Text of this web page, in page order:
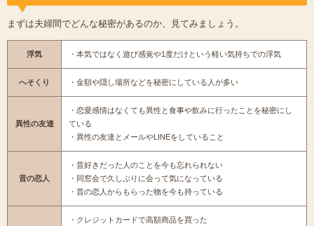
まずは夫婦間でどんな秘密があるのか、見てみましょう。
浮気 ・本気ではなく遊び感覚や1度だけという軽い気持ちでの浮気
へそくり ・金額や隠し場所などを秘密にしている人が多い
異性の友達
・恋愛感情はなくても異性と食事や飲みに行ったことを秘密にし
ている
・異性の友達とメールやLINEをしていること
昔の恋人
・昔好きだった人のことを今も忘れられない
・同窓会で久しぶりに会って気になっている
・昔の恋人からもらった物を今も持っている
・クレジットカードで高額商品を買った